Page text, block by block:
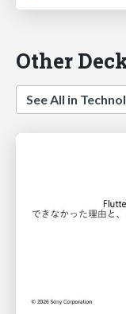
Other
See All in